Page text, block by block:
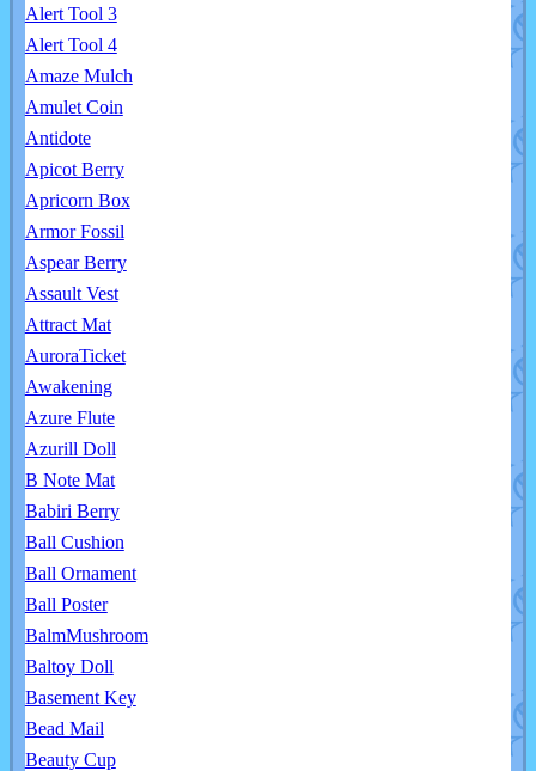
Alert Tool 3
Alert Tool 4
Amaze Mulch
Amulet Coin
Antidote
Apicot Berry
Apricorn Box
Armor Fossil
Aspear Berry
Assault Vest
Attract Mat
AuroraTicket
Awakening
Azure Flute
Azurill Doll
B Note Mat
Babiri Berry
Ball Cushion
Ball Ornament
Ball Poster
BalmMushroom
Baltoy Doll
Basement Key
Bead Mail
Beauty Cup